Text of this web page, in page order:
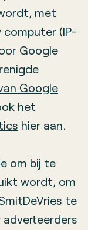
met
computer (IP-
Google
Google
het
hier aan.
om bij te
wordt, om
te
adverteerders